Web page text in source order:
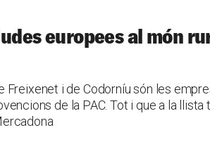
europees al món
Freixenet i de Codorníu són les
de la PAC. Tot i que a la